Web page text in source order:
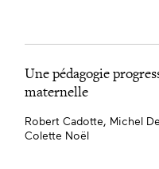
Une pédagogie
maternelle
Robert Cadotte, Michel
Colette Noël